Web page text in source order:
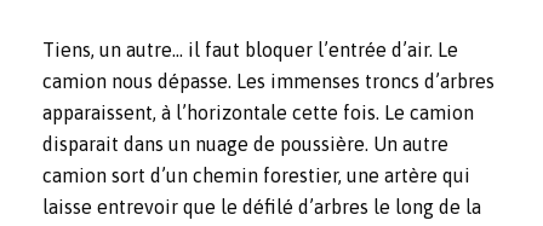
Tiens, un autre… il faut bloquer l’entrée d’air. Le
camion nous dépasse. Les immenses troncs d’arbres
apparaissent, à l’horizontale cette fois. Le camion
disparait dans un nuage de poussière. Un autre
camion sort d’un chemin forestier, une artère qui
laisse entrevoir que le défilé d’arbres le long de la